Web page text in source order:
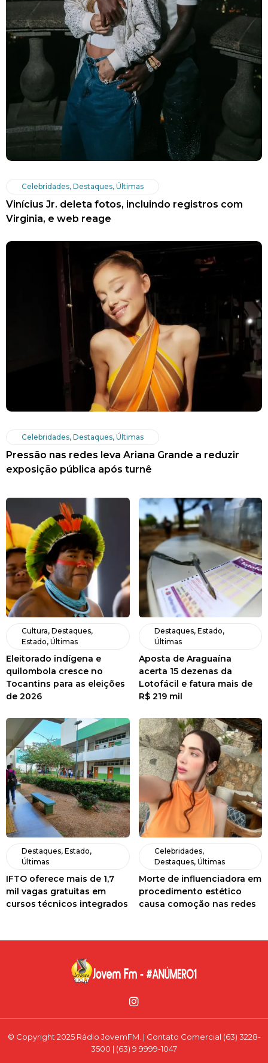
Celebridades, Destaques, Últimas
Vinícius Jr. deleta fotos, incluindo registros com
Virginia, e web reage
Celebridades, Destaques, Últimas
Pressão nas redes leva Ariana Grande a reduzir
exposição pública após turnê
Cultura, Destaques,
Estado, Últimas
Eleitorado indígena e
quilombola cresce no
Tocantins para as eleições
de 2026
Destaques, Estado,
Últimas
Aposta de Araguaína
acerta 15 dezenas da
Lotofácil e fatura mais de
R$ 219 mil
Destaques, Estado,
Últimas
IFTO oferece mais de 1,7
mil vagas gratuitas em
cursos técnicos integrados
Celebridades,
Destaques, Últimas
Morte de influenciadora em
procedimento estético
causa comoção nas redes
© Copyright 2025 Rádio JovemFM. | Contato Comercial (63) 3228-
3500 | (63) 9 9999-1047